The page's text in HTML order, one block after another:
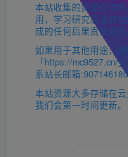
本站收集的资源仅供
用，学习研究后请自
成的任何后果责任自负
如果用于其他用途，
「https://mc9527.cn/
系站长邮箱
本站资源大多存储在
我们会第一时间更新。